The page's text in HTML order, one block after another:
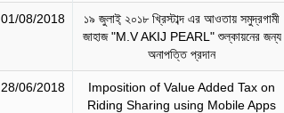
01/08/2018
১৯ জুলাই্‌ ২০১৮ খ্রিস্টাব্দ এর আওতায় সমুদ্রগামী
জাহাজ "M.V AKIJ PEARL" শুল্কায়নের জন্য
অনাপত্তি প্রদান
28/06/2018
Imposition of Value Added Tax on
Riding Sharing using Mobile Apps